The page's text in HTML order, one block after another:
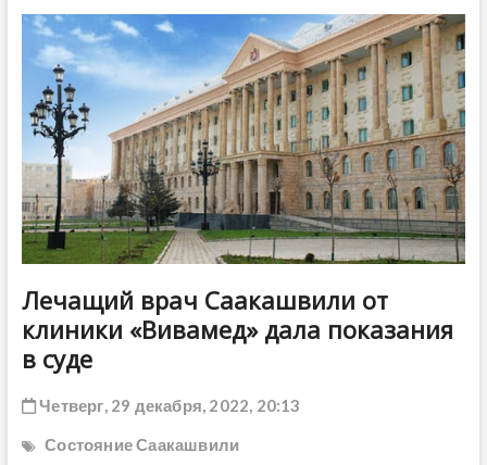
t
t
o
n
Лечащий врач Саакашвили от
клиники «Вивамед» дала показания
в суде
Четверг, 29 декабря, 2022, 20:13
Состояние Саакашвили